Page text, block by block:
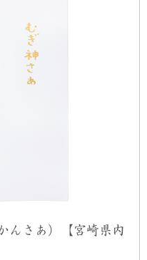
んさあ）【宮崎県内